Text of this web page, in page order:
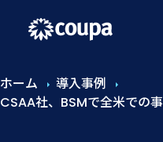
ホーム
導入事例
CSAA社、BSMで全米での